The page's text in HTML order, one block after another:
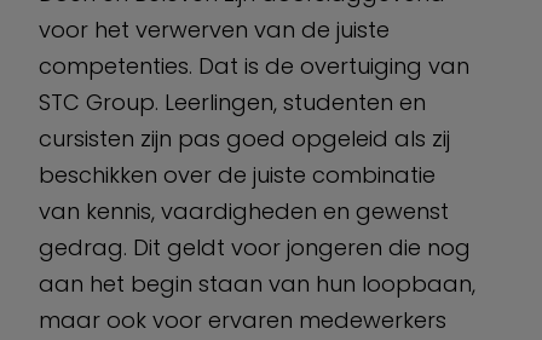
voor het verwerven van de juiste
competenties. Dat is de overtuiging van
STC Group. Leerlingen, studenten en
cursisten zijn pas goed opgeleid als zij
beschikken over de juiste combinatie
van kennis, vaardigheden en gewenst
gedrag. Dit geldt voor jongeren die nog
aan het begin staan van hun loopbaan,
maar ook voor ervaren medewerkers